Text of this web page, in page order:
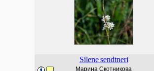
Silene sendtneri
Марина Скотникова